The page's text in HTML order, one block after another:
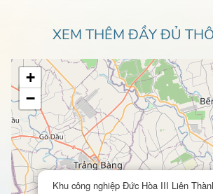
XEM THÊM ĐẦY ĐỦ
Khu công nghiệp Đức Hòa III Liên
+
−